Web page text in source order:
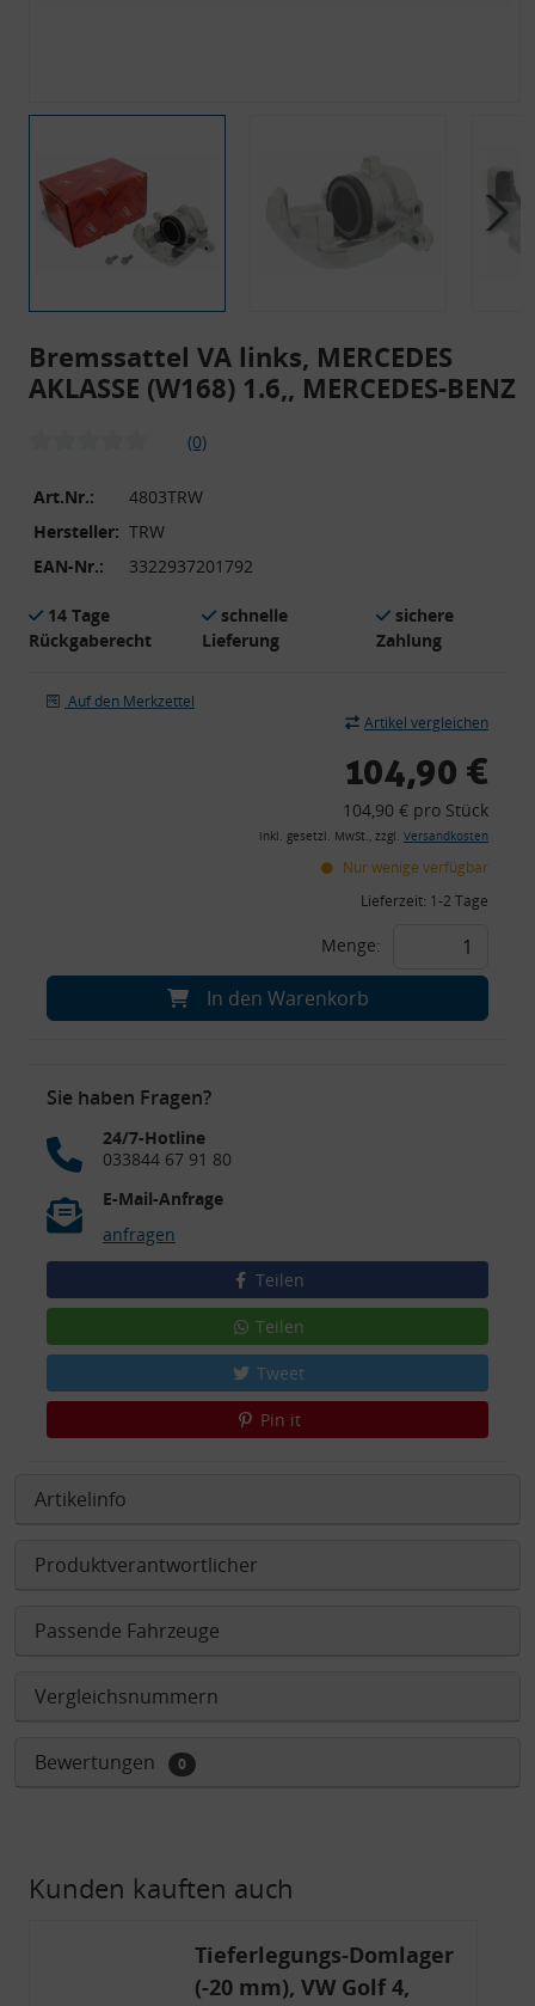
Bremssattel VA links, MERCEDES
AKLASSE (W168) 1.6,, MERCEDES-BENZ
(0)
Art.Nr.:
4803TRW
Hersteller: TRW
EAN-Nr.:
3322937201792
14 Tage
Rückgaberecht
schnelle
Lieferung
sichere
Zahlung
Auf den Merkzettel
Artikel vergleichen
104,90 €
104,90 € pro Stück
inkl. gesetzl. MwSt., zzgl. Versandkosten
Nur wenige verfügbar
Lieferzeit: 1-2 Tage
Menge:
In den Warenkorb
Sie haben Fragen?
24/7-Hotline
033844 67 91 80
E-Mail-Anfrage
anfragen
Teilen
Teilen
Tweet
Pin it
Artikelinfo
Produktverantwortlicher
Passende Fahrzeuge
Vergleichsnummern
Bewertungen 0
Kunden kauften auch
Tieferlegungs-Domlager
(-20 mm), VW Golf 4,